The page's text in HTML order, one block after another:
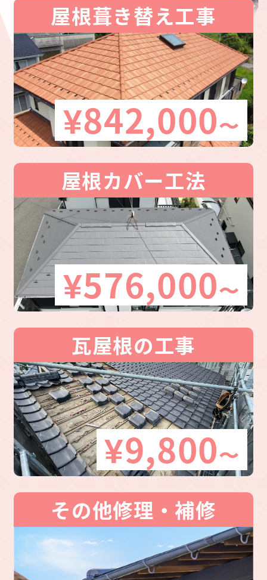
屋根葺き替え工事
¥842,000〜
屋根カバー工法
¥576,000〜
瓦屋根の工事
¥9,800〜
その他修理・補修